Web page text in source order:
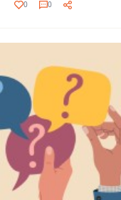
0 0